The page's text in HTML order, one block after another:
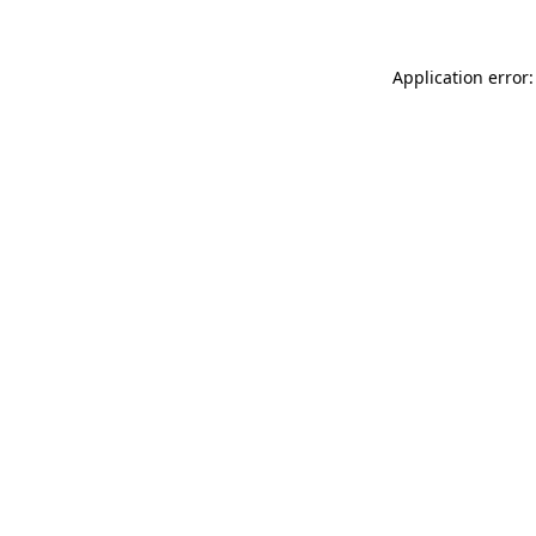
Application